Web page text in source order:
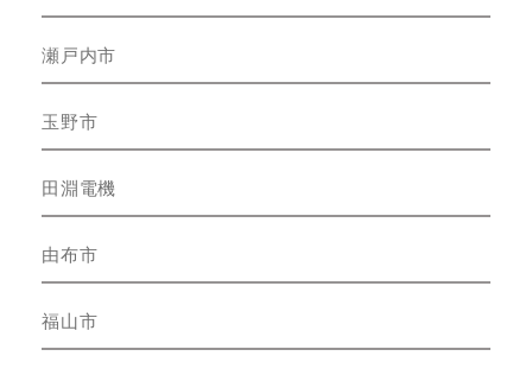
瀬戸内市
玉野市
田淵電機
由布市
福山市